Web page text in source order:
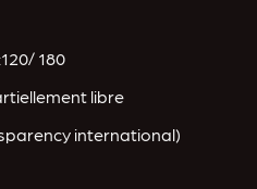
180
libre
international)